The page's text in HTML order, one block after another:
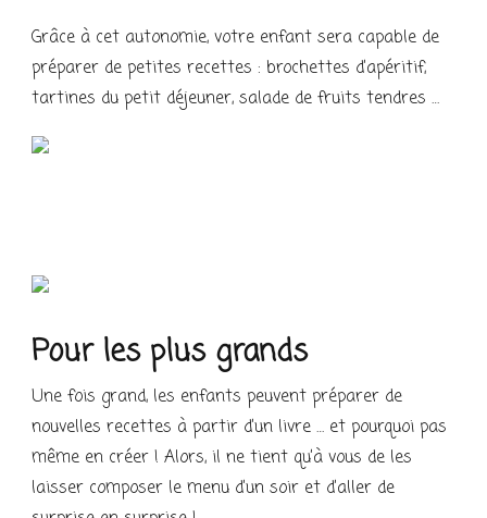
Grâce à cet autonomie, votre enfant sera capable de
préparer de petites recettes : brochettes d’apéritif,
tartines du petit déjeuner, salade de fruits tendres …
Pour les plus grands
Une fois grand, les enfants peuvent préparer de
nouvelles recettes à partir d’un livre … et pourquoi pas
même en créer ! Alors, il ne tient qu’à vous de les
laisser composer le menu d’un soir et d’aller de